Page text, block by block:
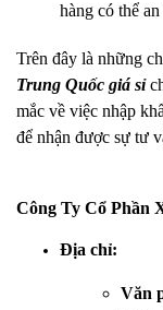
hàng có thể
Trên đây là những
Trung Quốc giá sỉ
mắc về việc nhập
để nhận được sự tư
Công Ty Cổ Phần
Địa chỉ:
Văn